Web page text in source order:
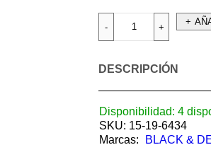
DESCRIPCIÓN
Disponibilidad: 4
SKU: 15-19-6434
Marcas:
BLACK &